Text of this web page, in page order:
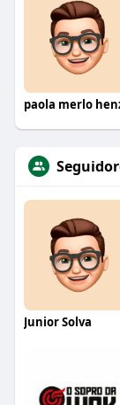
paola merlo
Junior Solva